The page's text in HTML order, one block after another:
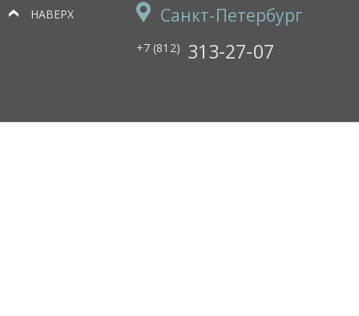
НАВЕРХ Санкт-Петербург
+7 (812) 313-27-07